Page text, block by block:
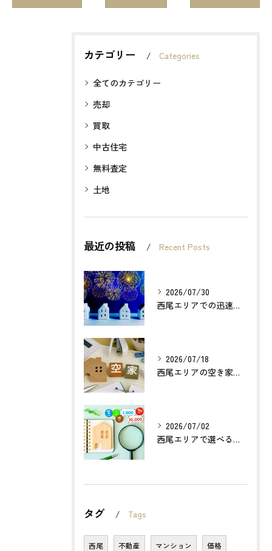
カテゴリー Categories
全てのカテゴリー
売却
買取
中古住宅
無料査定
土地
最近の投稿 Recent Posts
2026/07/30
西尾エリアでの迅速確実な不動産買取のポイントは？
2026/07/18
西尾エリアの空き家売却で利益最大化する方法とは？
2026/07/02
西尾エリアで選べる無料不動産査定の活用法とは？
タグ Tags
西尾 不動産 マンション 価格